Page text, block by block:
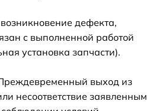
дефекта,
с выполненной работой
установка запчасти).
выход из
несоответствие заявленным